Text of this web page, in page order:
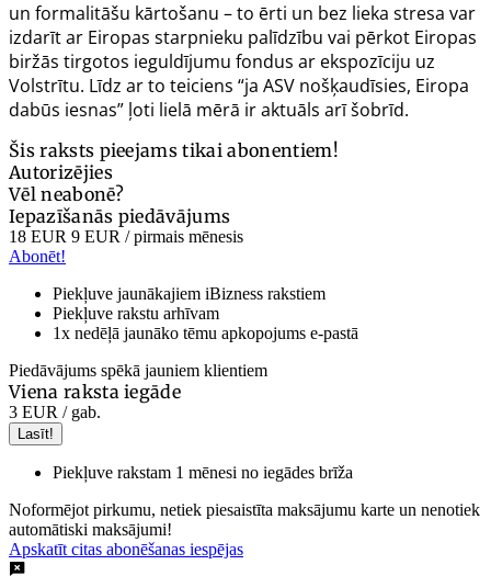
un formalitāšu kārtošanu – to ērti un bez lieka stresa var
izdarīt ar Eiropas starpnieku palīdzību vai pērkot Eiropas
biržās tirgotos ieguldījumu fondus ar ekspozīciju uz
Volstrītu. Līdz ar to teiciens “ja ASV nošķaudīsies, Eiropa
dabūs iesnas” ļoti lielā mērā ir aktuāls arī šobrīd.
Šis raksts pieejams tikai abonentiem!
Autorizējies
Vēl neabonē?
Iepazīšanās piedāvājums
18 EUR 9 EUR / pirmais mēnesis
Abonēt!
Piekļuve jaunākajiem iBizness rakstiem
Piekļuve rakstu arhīvam
1x nedēļā jaunāko tēmu apkopojums e-pastā
Piedāvājums spēkā jauniem klientiem
Viena raksta iegāde
3 EUR / gab.
Lasīt!
Piekļuve rakstam 1 mēnesi no iegādes brīža
Noformējot pirkumu, netiek piesaistīta maksājumu karte un nenotiek
automātiski maksājumi!
Apskatīt citas abonēšanas iespējas